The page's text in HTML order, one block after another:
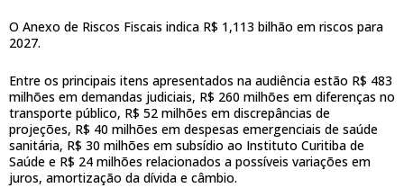
O Anexo de Riscos Fiscais indica R$ 1,113 bilhão em riscos para
2027.
Entre os principais itens apresentados na audiência estão R$ 483
milhões em demandas judiciais, R$ 260 milhões em diferenças no
transporte público, R$ 52 milhões em discrepâncias de
projeções, R$ 40 milhões em despesas emergenciais de saúde
sanitária, R$ 30 milhões em subsídio ao Instituto Curitiba de
Saúde e R$ 24 milhões relacionados a possíveis variações em
juros, amortização da dívida e câmbio.